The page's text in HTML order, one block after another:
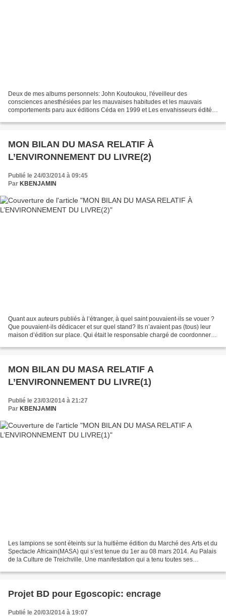
Deux de mes albums personnels: John Koutoukou, l'éveilleur des
consciences anesthésiées par les mauvaises habitudes et les mauvais
comportements paru aux éditions Céda en 1999 et Les envahisseurs édité
MON BILAN DU MASA RELATIF À
L’ENVIRONNEMENT DU LIVRE(2)
Publié le 24/03/2014 à 09:45
Par KBENJAMIN
Quant aux auteurs publiés à l’étranger, à quel saint pouvaient-ils se vouer ?
Que pouvaient-ils dédicacer et sur quel stand? Ils n’avaient pas (tous) leur
maison d’édition sur place. Qui était le responsable chargé de coordonner
MON BILAN DU MASA RELATIF A
L’ENVIRONNEMENT DU LIVRE(1)
Publié le 23/03/2014 à 21:27
Par KBENJAMIN
Les lampions se sont éteints sur la huitième édition du Marché des Arts et du
Spectacle Africain(MASA) qui s’est tenue du 1er au 08 mars 2014. Au Palais
de la Culture de Treichville. Une manifestation qui a tenu toutes ses
Projet BD pour Egoscopic: encrage
Publié le 20/03/2014 à 19:07